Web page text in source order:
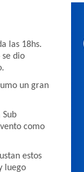
las 18hs.
se dio
un gran
como
estos
luego